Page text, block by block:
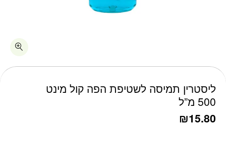
ליסטרין תמיסה לשטיפת הפה קול מינט
500 מ”ל
₪15.80
כמות ליסטרין תמיסה לשטיפת הפה קול מינט 500 מ"ל